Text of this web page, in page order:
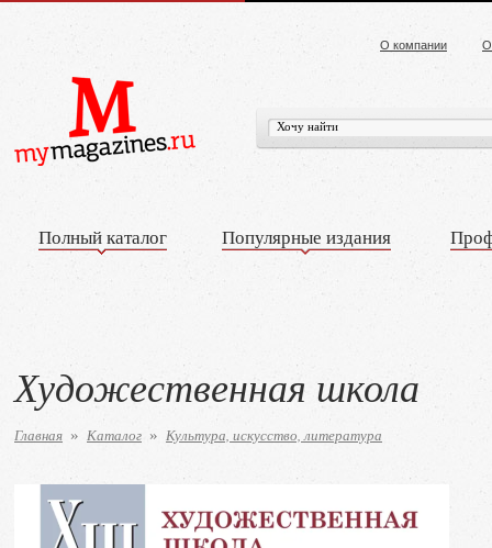
О компании
Полный каталог Популярные издания
Художественная школа
Главная » Каталог » Культура, искусство, литература